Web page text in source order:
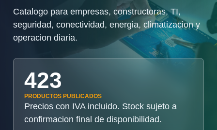
Catalogo para empresas, constructoras, TI,
seguridad, conectividad, energia, climatizacion y
operacion diaria.
423
PRODUCTOS PUBLICADOS
Precios con IVA incluido. Stock sujeto a
confirmacion final de disponibilidad.